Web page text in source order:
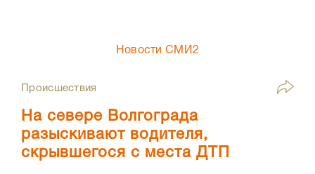
Новости СМИ2
Происшествия
На севере Волгограда
разыскивают водителя,
скрывшегося с места ДТП